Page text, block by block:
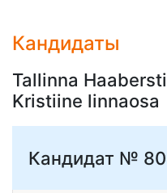
Кандидаты
Tallinna
Kristiine linnaosa
Кандидат №